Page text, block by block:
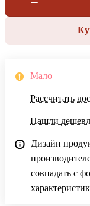
Мало
Рассчитать
Нашли
Дизайн
совпадать с